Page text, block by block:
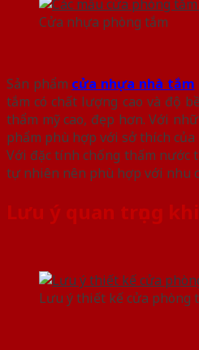
Cửa nhựa phòng tắm
Sản phẩm cửa nhựa nhà tắm
tắm có chất lượng cao và độ
thẩm mỹ cao, đẹp hơn. Với
phẩm phù hợp với sở thích của
Với đặc tính chống thấm nước
tự nhiên nên phù hợp với nhu
Lưu ý quan trọng
Lưu ý thiết kế cửa phòng